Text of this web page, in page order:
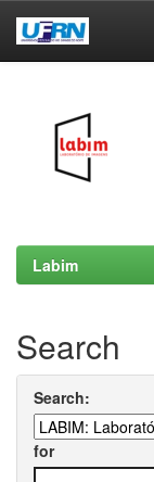
Labim
Search
Search:
for